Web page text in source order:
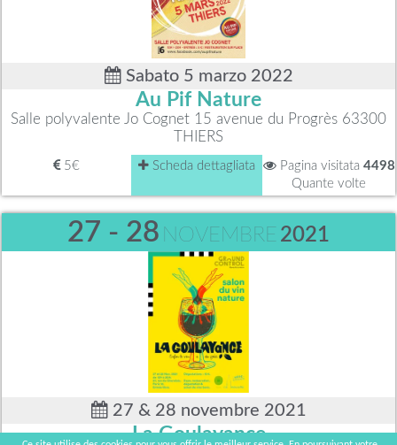
Sabato 5 marzo 2022
Au Pif Nature
Salle polyvalente Jo Cognet 15 avenue du Progrès 63300
THIERS
5€ Scheda dettagliata Pagina visitata 4498
Quante volte
27 - 28 NOVEMBRE 2021
27 & 28 novembre 2021
La Goulayance